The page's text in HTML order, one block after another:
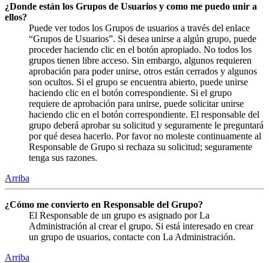
¿Donde están los Grupos de Usuarios y como me puedo unir a
ellos?
Puede ver todos los Grupos de usuarios a través del enlace
“Grupos de Usuarios”. Si desea unirse a algún grupo, puede
proceder haciendo clic en el botón apropiado. No todos los
grupos tienen libre acceso. Sin embargo, algunos requieren
aprobación para poder unirse, otros están cerrados y algunos
son ocultos. Si el grupo se encuentra abierto, puede unirse
haciendo clic en el botón correspondiente. Si el grupo
requiere de aprobación para unirse, puede solicitar unirse
haciendo clic en el botón correspondiente. El responsable del
grupo deberá aprobar su solicitud y seguramente le preguntará
por qué desea hacerlo. Por favor no moleste continuamente al
Responsable de Grupo si rechaza su solicitud; seguramente
tenga sus razones.
Arriba
¿Cómo me convierto en Responsable del Grupo?
El Responsable de un grupo es asignado por La
Administración al crear el grupo. Si está interesado en crear
un grupo de usuarios, contacte con La Administración.
Arriba